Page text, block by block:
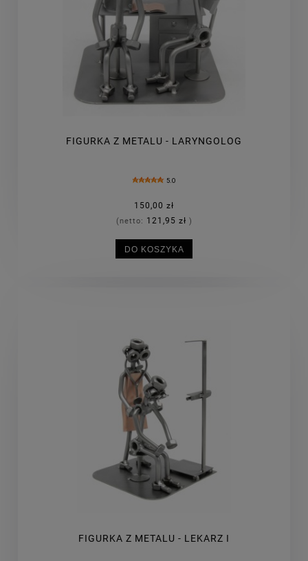
FIGURKA Z METALU - LARYNGOLOG
5.0
150,00 zł
(netto: 121,95 zł )
DO KOSZYKA
FIGURKA Z METALU - LEKARZ I